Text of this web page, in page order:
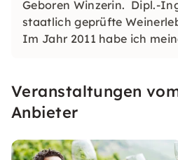
Geboren Winzerin. Dipl.-
staatlich geprüfte
Im Jahr 2011 habe ich
Bioweinberge und
Veranstaltungen
Anbieter